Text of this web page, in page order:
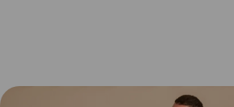
Read